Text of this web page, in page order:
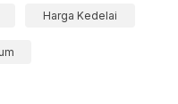
Harga Kedelai